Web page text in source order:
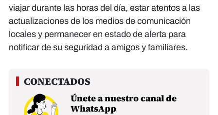
viajar durante las horas del día, estar atentos a las
actualizaciones de los medios de comunicación
locales y permanecer en estado de alerta para
notificar de su seguridad a amigos y familiares.
Únete a nuestro canal de
WhatsApp